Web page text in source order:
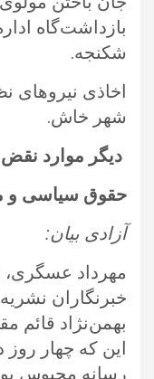
‏بازداشت‌گاه
شکنجه.‏
اخاذی نیروهای
شهر خاش.‏
دیگر موارد
حقوق سیاسی و
آزادی بیان: ‏
مهرداد عسگری،
خبرنگاران
بهمن‌‌نژاد قائم
‏این که چهار